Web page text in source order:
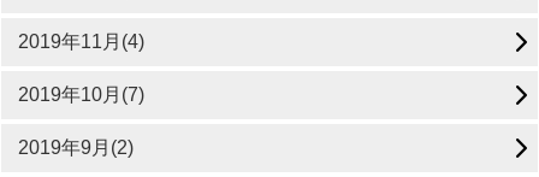
2019年11月(4)
2019年10月(7)
2019年9月(2)